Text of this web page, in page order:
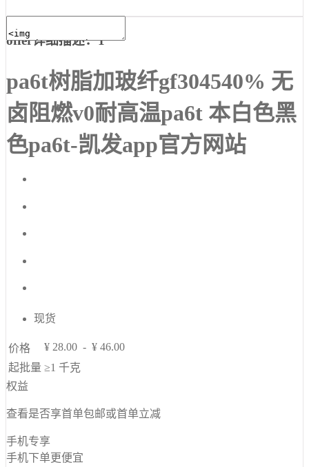
offer详细描述：1
pa6t树脂加玻纤gf304540% 无
卤阻燃v0耐高温pa6t 本白色黑
色pa6t-凯发app官方网站
现货
价格 ¥ 28.00 - ¥ 46.00
起批量 ≥1 千克
权益
查看是否享首单包邮或首单立减
手机专享
手机下单更便宜